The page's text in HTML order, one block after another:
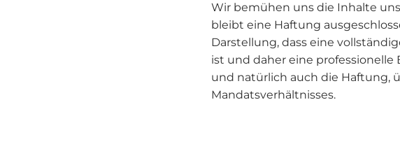
Wir bemühen uns die Inhalte
bleibt eine Haftung
Darstellung, dass eine
ist und daher eine
und natürlich auch die Haftung,
Mandatsverhältnisses.